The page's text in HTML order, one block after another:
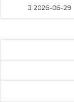
2026-06-29